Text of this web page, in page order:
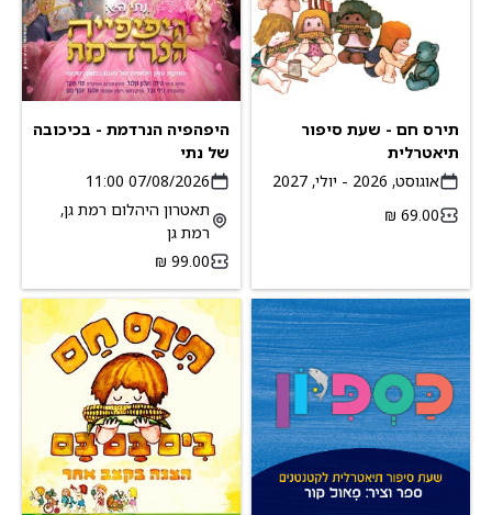
תירס חם - שעת סיפור
תיאטרלית
אוגוסט, 2026 - יולי, 2027
היפהפיה הנרדמת - בכיכובה
של נתי
07/08/2026 11:00
תאטרון היהלום רמת גן,
רמת גן